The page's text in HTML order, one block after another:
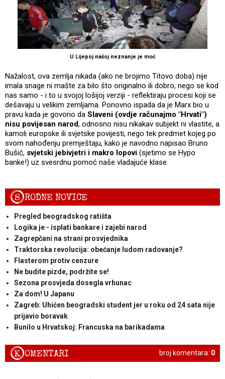
U Lijepoj našoj neznanje je moć
Nažalost, ova zemlja nikada (ako ne brojimo Titovo doba) nije
imala snage ni mašte za bilo što originalno ili dobro, nego se kod
nas samo - i to u svojoj lošijoj verziji - reflektiraju procesi koji se
dešavaju u velikim zemljama. Ponovno ispada da je Marx bio u
pravu kada je govorio da Slaveni (ovdje računajmo "Hrvati")
nisu povijesan narod, odnosno nisu nikakav subjekt ni vlastite, a
kamoli europske ili svjetske povijesti, nego tek predmet kojeg po
svom nahođenju premještaju, kako je navodno napisao Bruno
Bušić, svjetski jebivjetri i makro lopovi (sjetimo se Hypo
banke!) uz svesrdnu pomoć naše vladajuće klase.
SRODNE NOVICE
Pregled beogradskog ratišta
Logika je - isplati bankare i zajebi narod
Zagrepčani na strani prosvjednika
Traktorska revolucija: obećanje ludom radovanje?
Flasterom protiv cenzure
Ne budite pizde, podržite se!
Sezona prosvjeda dosegla vrhunac
Za dom! U Japanu
Zagreb: Uhićen beogradski student jer u roku od 24 sata nije
prijavio boravak
Bunilo u Hrvatskoj: Francuska na barikadama
broj komentara: 0
KOMENTARI